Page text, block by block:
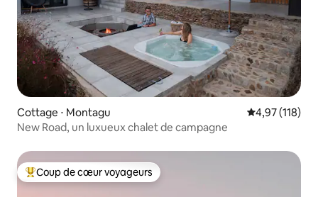
Cottage ⋅ Montagu Évaluation
4,97 (118)
New Road, un luxueux chalet de campagne
Coups de cœur voyageurs les plus appréciés
Coup de cœur voyageurs